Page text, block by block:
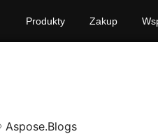
Produkty Zakup
Aspose.Blogs